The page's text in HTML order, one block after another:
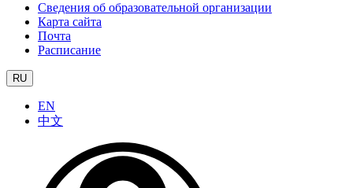
Сведения об образовательной организации
Карта сайта
Почта
Расписание
RU
EN
中文